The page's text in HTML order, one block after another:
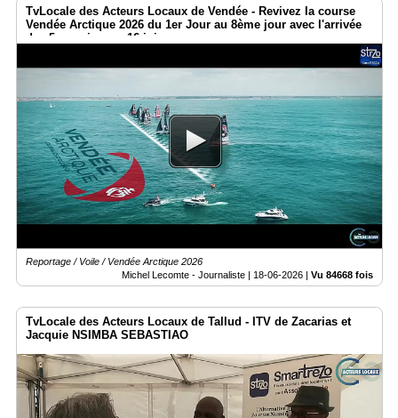
TvLocale des Acteurs Locaux de Vendée - Revivez la course
Vendée Arctique 2026 du 1er Jour au 8ème jour avec l'arrivée
des 5 premiers ce 16 juin.
Reportage / Voile / Vendée Arctique 2026
Michel Lecomte - Journaliste | 18-06-2026 Vu 84668 fois
TvLocale des Acteurs Locaux de Tallud - ITV de Zacarias et
Jacquie NSIMBA SEBASTIAO